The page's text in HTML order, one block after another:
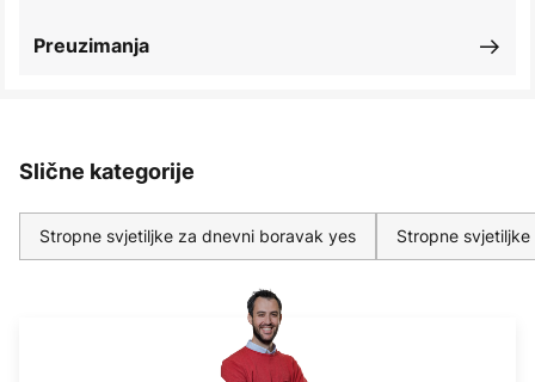
Preuzimanja
Slične kategorije
Stropne svjetiljke za dnevni boravak yes Stropne